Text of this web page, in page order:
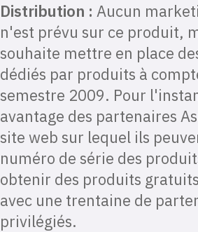
Distribution : Aucun
n'est prévu sur ce produit,
souhaite mettre en place
dédiés par produits à
semestre 2009. Pour
avantage des partenaires
site web sur lequel ils
numéro de série des
obtenir des produits
avec une trentaine de
privilégiés.